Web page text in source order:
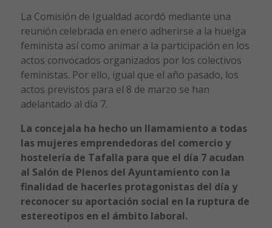
La Comisión de Igualdad acordó mediante una
reunión celebrada en enero adherirse a la huelga
feminista así como animar a la participación en los
actos convocados organizados por los colectivos
feministas. Por ello, igual que el año pasado, los
actos previstos para el 8 de marzo se han
adelantado al día 7.
La concejala ha hecho un llamamiento a todas
las mujeres emprendedoras del comercio y
hostelería de Tafalla para que el día 7 acudan
al Salón de Plenos del Ayuntamiento con la
finalidad de hacerles protagonistas del día y
reconocer su aportación social en la ruptura de
estereotipos en el ámbito laboral.